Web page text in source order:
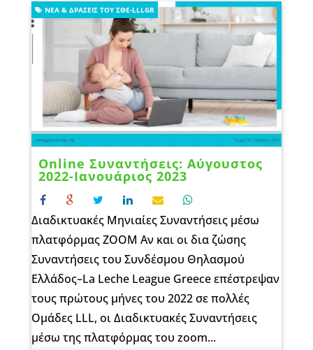
Online Συναντήσεις: Αύγουστος
2022-Ιανουάριος 2023
ΝΈΑ & ΔΡΆΣΕΙΣ ΤΟΥ ΣΘΕ-LLLGR
Διαδικτυακές Μηνιαίες Συναντήσεις μέσω
πλατφόρμας ZOOM Αν και οι δια ζώσης
Συναντήσεις του Συνδέσμου Θηλασμού
Ελλάδος–La Leche League Greece επέστρεψαν
τους πρώτους μήνες του 2022 σε πολλές
Ομάδες LLL, οι Διαδικτυακές Συναντήσεις
μέσω της πλατφόρμας του zoom...